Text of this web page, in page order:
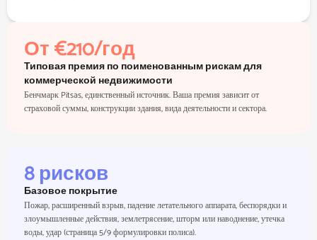
От €210/год
Типовая премия по поименованным рискам для
коммерческой недвижимости
Бенчмарк Pitsas, единственный источник. Ваша премия зависит от
страховой суммы, конструкции здания, вида деятельности и сектора.
8 рисков
Базовое покрытие
Пожар, расширенный взрыв, падение летательного аппарата, беспорядки и
злоумышленные действия, землетрясение, шторм или наводнение, утечка
воды, удар (страница 5/9 формулировки полиса).